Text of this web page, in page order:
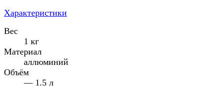
Характеристики
Вес
1 кг
Материал
аллюминий
Объём
— 1.5 л